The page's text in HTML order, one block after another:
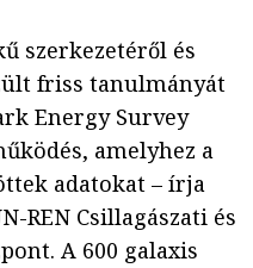
szerkezetéről és
friss tanulmányát
Energy Survey
amelyhez a
adatokat – írja
REN Csillagászati és
A 600 galaxis